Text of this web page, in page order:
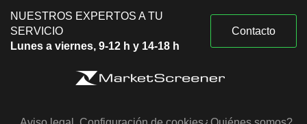
NUESTROS EXPERTOS A TU
SERVICIO
Lunes a viernes, 9-12 h y 14-18 h
Contacto